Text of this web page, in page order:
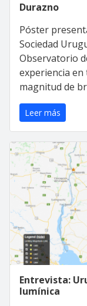
Durazno
Póster
Sociedad
Observatorio
experiencia en
magnitud de
Leer más
Entrevista:
lumínica